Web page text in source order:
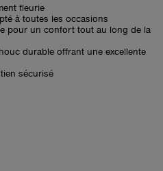
fleurie
à toutes les occasions
pour un confort tout au long de la
durable offrant une excellente
sécurisé